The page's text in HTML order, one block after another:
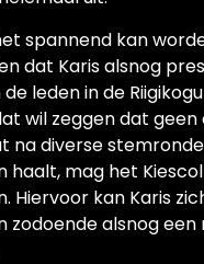
spannend kan
dat Karis alsnog
leden in de
wil zeggen dat geen
na diverse
haalt, mag het
Hiervoor kan Karis
zodoende alsnog